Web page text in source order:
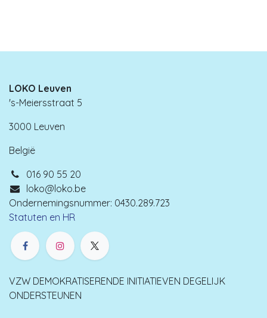
LOKO Leuven
's-Meiersstraat 5
3000 Leuven
België
016 90 55 20
loko@loko.be
Ondernemingsnummer: 0430.289.723
Statuten en HR
VZW DEMOKRATISERENDE INITIATIEVEN DEGELIJK
ONDERSTEUNEN